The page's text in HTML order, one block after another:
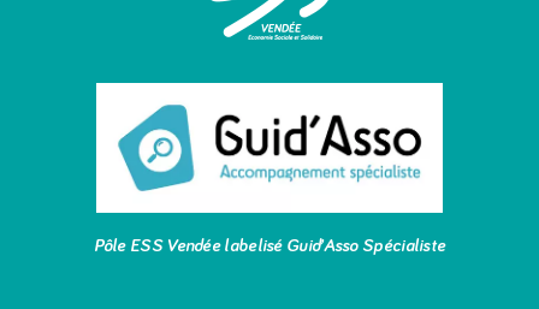
Pôle ESS Vendée labelisé Guid’Asso Spécialiste